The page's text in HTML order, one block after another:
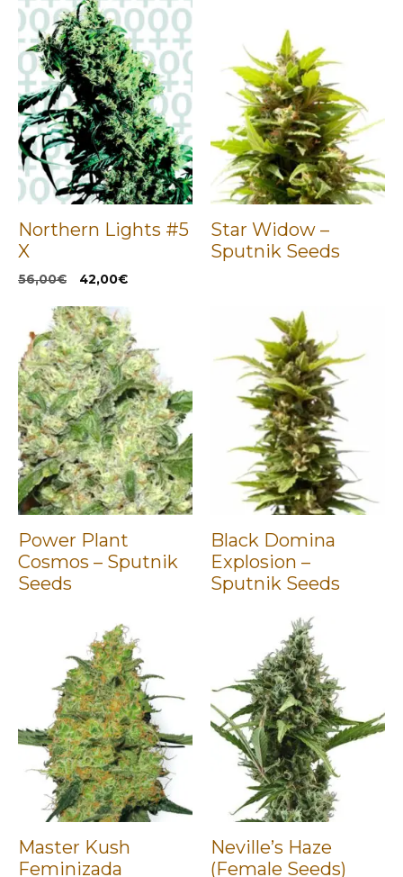
Northern Lights #5
X
56,00€
El
original
era:
56,00€.
42,00€El
actual
es:
42,00€.
Star Widow –
Sputnik Seeds
Power Plant
Cosmos – Sputnik
Seeds
Black Domina
Explosion –
Sputnik Seeds
Master Kush
Feminizada
Neville’s Haze
(Female Seeds)